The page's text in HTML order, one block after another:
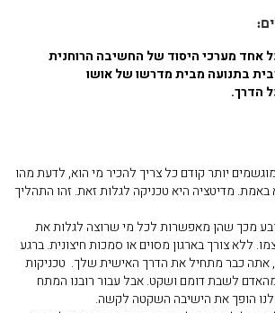
אחד מערכי היסוד של החשיבה הרוחנית
בתנועה מבית מדרשו של אושו
הדרך.
יותר קודם כל צריך להכיר מי הוא, לדעת מהו
באמת. מדיטציה היא טכניקה לגלות זאת. זהו התהליך
נובע מכך שהן מאפשרות לכל מי שרוצה לגלות את
ללא צורך בארגון מסוים או סמכות חיצונית. ברגע
אתה כבר מתחיל את הדרך האישית שלך. טכניקות
לשבת דומם ושקט. אבל עבור רובנו המתח
הופך את הישיבה השקטה לקשה.